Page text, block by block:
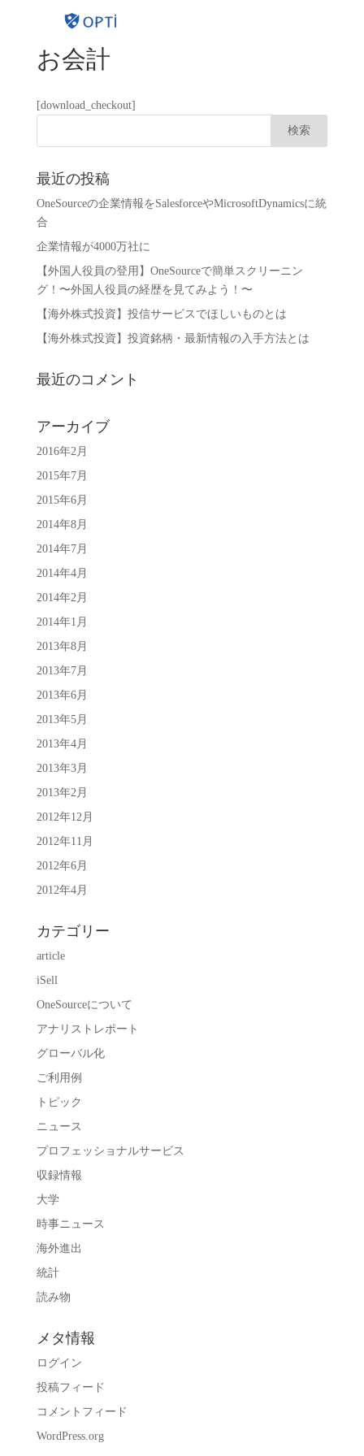
お会計
[download_checkout]
最近の投稿
OneSourceの企業情報をSalesforceやMicrosoftDynamicsに統
合
企業情報が4000万社に
【外国人役員の登用】OneSourceで簡単スクリーニン
グ！〜外国人役員の経歴を見てみよう！〜
【海外株式投資】投信サービスでほしいものとは
【海外株式投資】投資銘柄・最新情報の入手方法とは
最近のコメント
アーカイブ
2016年2月
2015年7月
2015年6月
2014年8月
2014年7月
2014年4月
2014年2月
2014年1月
2013年8月
2013年7月
2013年6月
2013年5月
2013年4月
2013年3月
2013年2月
2012年12月
2012年11月
2012年6月
2012年4月
カテゴリー
article
iSell
OneSourceについて
アナリストレポート
グローバル化
ご利用例
トピック
ニュース
プロフェッショナルサービス
収録情報
大学
時事ニュース
海外進出
統計
読み物
メタ情報
ログイン
投稿フィード
コメントフィード
WordPress.org